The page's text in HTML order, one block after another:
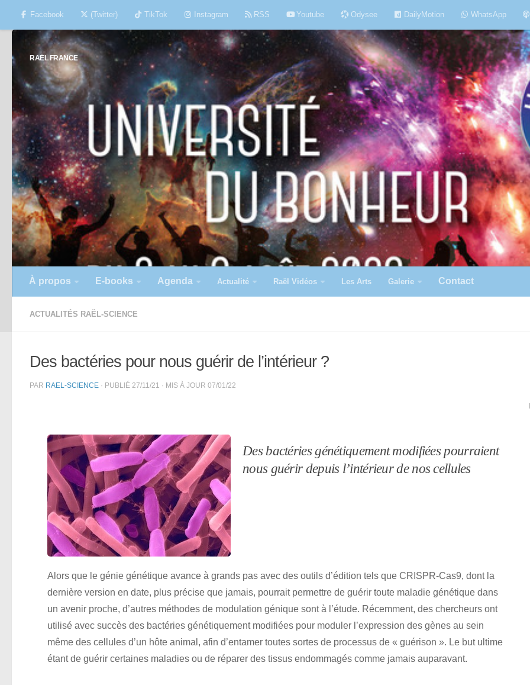
Skip to content
Facebook (Twitter) TikTok Instagram RSS Youtube Odysee DailyMotion WhatsApp
RAËL FRANCE
À propos E-books Agenda Actualité Raël Vidéos Les Arts Galerie Contact
ACTUALITÉS RAËL-SCIENCE
Des bactéries pour nous guérir de l’intérieur ?
PAR RAEL-SCIENCE · PUBLIÉ 27/11/21 · MIS À JOUR 07/01/22
Des bactéries génétiquement modifiées pourraient
nous guérir depuis l’intérieur de nos cellules
Alors que le génie génétique avance à grands pas avec des outils d’édition tels que CRISPR-Cas9, dont la
dernière version en date, plus précise que jamais, pourrait permettre de guérir toute maladie génétique dans
un avenir proche, d’autres méthodes de modulation génique sont à l’étude. Récemment, des chercheurs ont
utilisé avec succès des bactéries génétiquement modifiées pour moduler l’expression des gènes au sein
même des cellules d’un hôte animal, afin d’entamer toutes sortes de processus de « guérison ». Le but ultime
étant de guérir certaines maladies ou de réparer des tissus endommagés comme jamais auparavant.